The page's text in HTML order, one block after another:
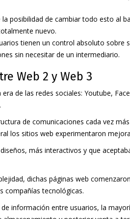
la posibilidad de cambiar todo esto al
nuevo.
tienen un control absoluto sobre
sin necesitar de un intermediario.
Web 2 y Web 3
era de las redes sociales: Youtube,
de comunicaciones cada vez
los sitios web experimentaron
más interactivos y que
dichas páginas web
compañías tecnológicas.
información entre usuarios, la